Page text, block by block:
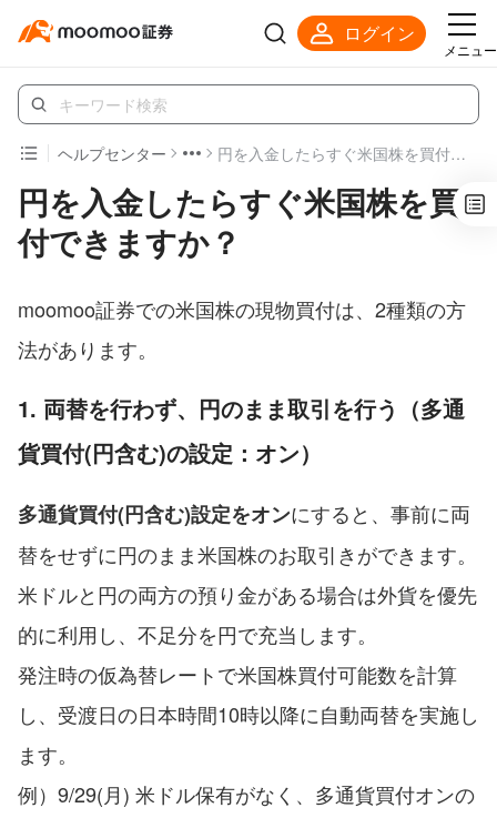
ログイン
メニュー
ヘルプセンター 円を入金したらすぐ米国株を買付できますか？
円を入金したらすぐ米国株を買
付できますか？
moomoo証券での米国株の現物買付は、2種類の方
法があります。
1. 両替を行わず、円のまま取引を行う（多通
貨買付(円含む)の設定：オン）
多通貨買付(円含む)設定をオンにすると、事前に両
替をせずに円のまま米国株のお取引きができます。
米ドルと円の両方の預り金がある場合は外貨を優先
的に利用し、不足分を円で充当します。
発注時の仮為替レートで米国株買付可能数を計算
し、受渡日の日本時間10時以降に自動両替を実施し
ます。
例）9/29(月) 米ドル保有がなく、多通貨買付オンの